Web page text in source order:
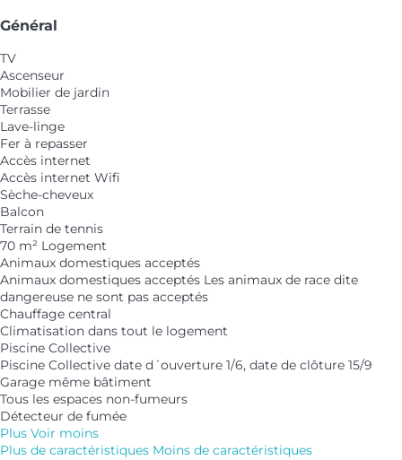
Général
TV
Ascenseur
Mobilier de jardin
Terrasse
Lave-linge
Fer à repasser
Accès internet
Accès internet Wifi
Sèche-cheveux
Balcon
Terrain de tennis
70 m² Logement
Animaux domestiques acceptés
Animaux domestiques acceptés Les animaux de race dite
dangereuse ne sont pas acceptés
Chauffage central
Climatisation dans tout le logement
Piscine Collective
Piscine Collective date d´ouverture 1/6, date de clôture 15/9
Garage même bâtiment
Tous les espaces non-fumeurs
Détecteur de fumée
Plus Voir moins
Plus de caractéristiques Moins de caractéristiques